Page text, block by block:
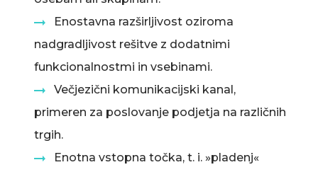
Enostavna razširljivost oziroma
nadgradljivost rešitve z dodatnimi
funkcionalnostmi in vsebinami.
Večjezični komunikacijski kanal,
primeren za poslovanje podjetja na različnih
trgih.
Enotna vstopna točka, t. i. »pladenj«